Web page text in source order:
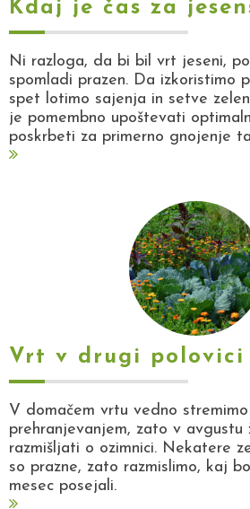
Kdaj je čas za
Ni razloga, da bi bil vrt jeseni,
spomladi prazen. Da izkoristimo
spet lotimo sajenja in setve
je pomembno upoštevati
poskrbeti za primerno gnojenje
Vrt v drugi polovici
V domačem vrtu vedno stremimo
prehranjevanjem, zato v avgustu
razmišljati o ozimnici. Nekatere
so prazne, zato razmislimo, kaj
mesec posejali.